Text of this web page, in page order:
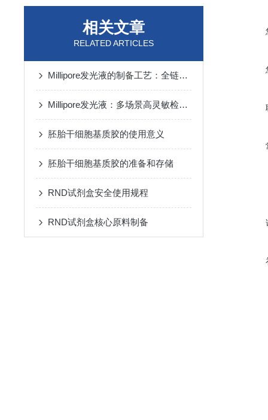
相关文章
RELATED ARTICLES
Millipore发光液的制备工艺：全链路质控保障检测性能稳定
Millipore发光液：多场景高灵敏检测的核心试剂支撑
胚胎干细胞基质胶的使用意义
胚胎干细胞基质胶的准备和存储
RND试剂盒安全使用规程
RND试剂盒核心原料制备